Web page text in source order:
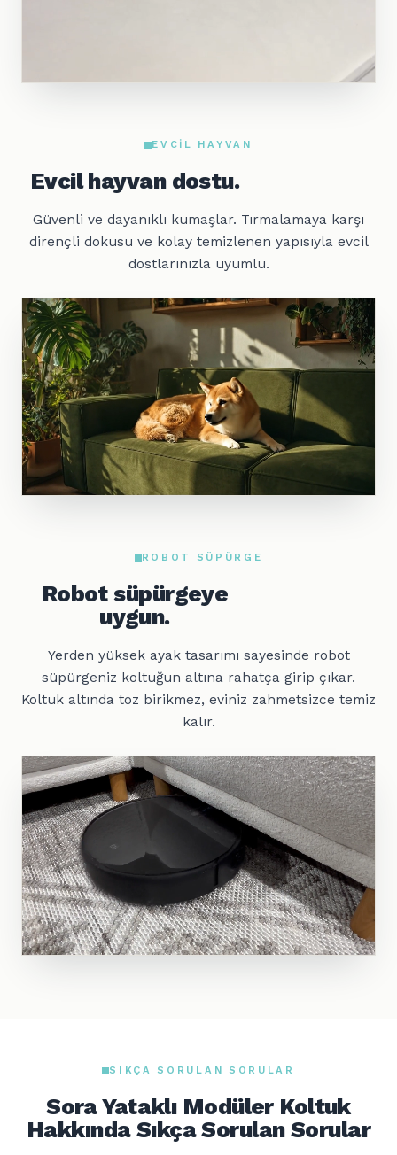
EVCIL HAYVAN
Evcil hayvan dostu.
Güvenli ve dayanıklı kumaşlar. Tırmalamaya karşı
dirençli dokusu ve kolay temizlenen yapısıyla evcil
dostlarınızla uyumlu.
ROBOT SÜPÜRGE
Robot süpürgeye
uygun.
Yerden yüksek ayak tasarımı sayesinde robot
süpürgeniz koltuğun altına rahatça girip çıkar.
Koltuk altında toz birikmez, eviniz zahmetsizce temiz
kalır.
SIKÇA SORULAN SORULAR
Sora Yataklı Modüler Koltuk
Hakkında Sıkça Sorulan Sorular